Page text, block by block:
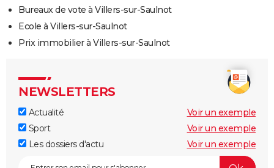
Bureaux de vote à Villers-sur-Saulnot
Ecole à Villers-sur-Saulnot
Prix immobilier à Villers-sur-Saulnot
NEWSLETTERS
Actualité
Voir un exemple
Sport
Voir un exemple
Les dossiers d'actu
Voir un exemple